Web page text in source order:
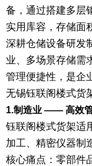
备，通过搭建多层
实用库容，存储面
深耕仓储设备研发
业、多场景存储需
管理便捷性，是企
无锡钰联阁楼式货
1.制造业 —— 高效
钰联阁楼式货架适
加工、精密仪器制
核心痛点：零部件